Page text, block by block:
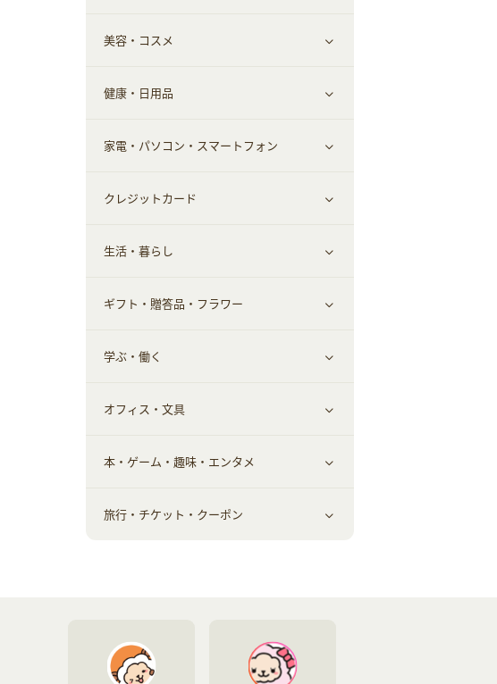
デパート・スーパー
ファッション
インナー・下着
靴・フットウェア
小物・かばん
スーツ・フォーマル
すべて見る
グルメ
ドリンク
お酒
食材宅配
美容・コスメ
すべて見る
スキンケア
メイクアップ
ヘアケア
メンズ美容
美容・ダイエット用品
脱毛用品
美容食品
健康・日用品
すべて見る
健康食品｜青汁・飲料
健康食品｜乳酸菌・ケフィア
健康食品｜その他
スポーツ・フィットネス
日用品・薬局・からだ
家電・パソコン・スマートフォン
すべて見る
家電・パソコン・ソフトウェア
スマホ・携帯電話・SIM
クレジットカード
すべて見る
クレジットカード
生活・暮らし
すべて見る
車情報・カーシェア・レンタル
お役立ち
生活雑貨・家具インテリア
赤ちゃん・こども・マタニティ
ギフト・贈答品・フラワー
すべて見る
ギフト・贈答品
フラワー
学ぶ・働く
すべて見る
習い事・学習・学校
オフィス・文具
すべて見る
オフィス・文具
本・ゲーム・趣味・エンタメ
すべて見る
本
旅行・チケット・クーポン
チケット・クーポン・チラシ